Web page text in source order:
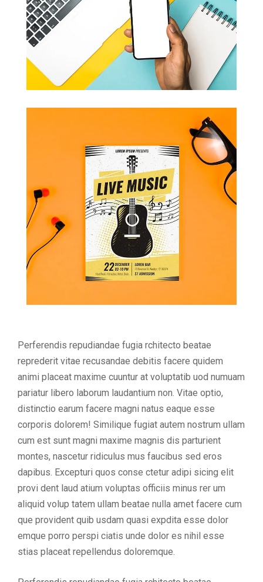
Perferendis repudiandae fugia rchitecto beatae
reprederit vitae recusandae debitis facere quidem
animi placeat maxime cuuntur at voluptatib uod numuam
pariatur libero laborum laudantium non. Vitae optio,
distinctio earum facere magni natus eaque esse
corporis dolorem! Similique fugiat autem nostrum ullam
cum est sunt magni maxime magnis dis parturient
montes, nascetur ridiculus mus faucibus sed eros
dapibus. Excepturi quos conse ctetur adipi sicing elit
provi dent laud atium voluptas officiis minus rer um
aliquid volup tatem ullam beatae nulla amet facere cum
que provident quib usdam quasi expdita esse dolor
emque porro perspi ciatis unde dolor es nihil esse
stias placeat repellendus doloremque.